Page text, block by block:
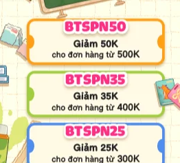
ảnh minh họa đặc sắc và